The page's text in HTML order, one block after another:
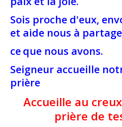
Sois proche d'eux,
et aide nous à
ceque nous avons.
Seigneur accueille
prière
Accueille au
prière de